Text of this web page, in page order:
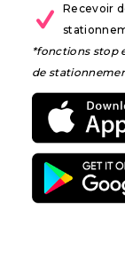
Recevoir
*fonctions stop
de